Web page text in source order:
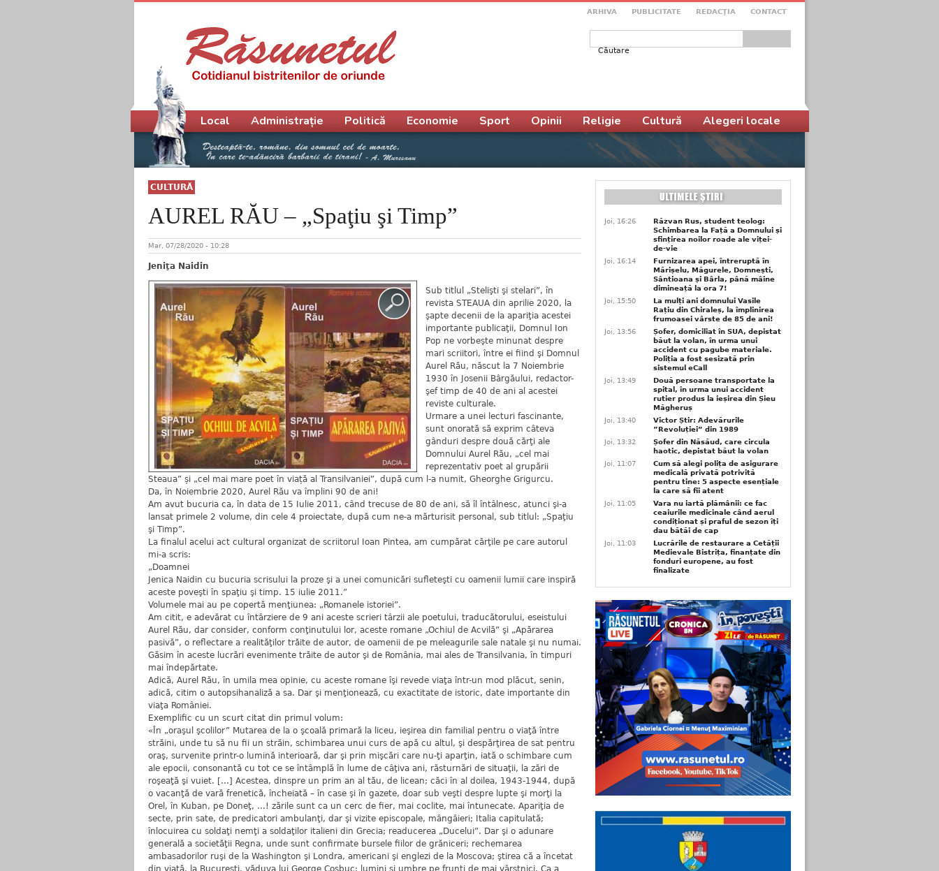
ARHIVA PUBLICITATE REDACŢIA CONTACT
Formular de căutare
CULTURĂ
AUREL RĂU – „Spaţiu şi Timp”
Mar, 07/28/2020 - 10:28
Jeniţa Naidin
Sub titlul „Stelişti şi stelari”, în
revista STEAUA din aprilie 2020, la
şapte decenii de la apariţia acestei
importante publicaţii, Domnul Ion
Pop ne vorbeşte minunat despre
mari scriitori, între ei fiind şi Domnul
Aurel Rău, născut la 7 Noiembrie
1930 în Josenii Bârgăului, redactor-
şef timp de 40 de ani al acestei
reviste culturale.
Urmare a unei lecturi fascinante,
sunt onorată să exprim câteva
gânduri despre două cărţi ale
Domnului Aurel Rău, „cel mai
reprezentativ poet al grupării
Steaua” și „cel mai mare poet în viață al Transilvaniei”, după cum l-a numit, Gheorghe Grigurcu.
Da, în Noiembrie 2020, Aurel Rău va împlini 90 de ani!
Am avut bucuria ca, în data de 15 Iulie 2011, când trecuse de 80 de ani, să îl întâlnesc, atunci şi-a
lansat primele 2 volume, din cele 4 proiectate, după cum ne-a mărturisit personal, sub titlul: „Spaţiu
şi Timp”.
La finalul acelui act cultural organizat de scriitorul Ioan Pintea, am cumpărat cărţile pe care autorul
mi-a scris:
„Doamnei
Jenica Naidin cu bucuria scrisului la proze şi a unei comunicări sufleteşti cu oamenii lumii care inspiră
aceste poveşti în spaţiu şi timp. 15 iulie 2011.”
Volumele mai au pe copertă menţiunea: „Romanele istoriei”.
Am citit, e adevărat cu întârziere de 9 ani aceste scrieri târzii ale poetului, traducătorului, eseistului
Aurel Rău, dar consider, conform conţinutului lor, aceste romane „Ochiul de Acvilă” şi „Apărarea
pasivă”, o reflectare a realităţilor trăite de autor, de oamenii de pe meleagurile sale natale şi nu numai.
Găsim în aceste lucrări evenimente trăite de autor şi de România, mai ales de Transilvania, în timpuri
mai îndepărtate.
Adică, Aurel Rău, în umila mea opinie, cu aceste romane îşi revede viaţa într-un mod plăcut, senin,
adică, citim o autopsihanaliză a sa. Dar şi menţionează, cu exactitate de istoric, date importante din
viaţa României.
Exemplific cu un scurt citat din primul volum:
«În „oraşul şcolilor” Mutarea de la o şcoală primară la liceu, ieşirea din familial pentru o viaţă între
străini, unde tu să nu fii un străin, schimbarea unui curs de apă cu altul, şi despărţirea de sat pentru
oraş, survenite printr-o lumină interioară, dar şi prin mişcări care nu-ţi aparţin, iată o schimbare cum
ale epocii, consonantă cu tot ce se întâmplă în lume de câţiva ani, răsturnări de situaţii, la zări de
roşeaţă şi vuiet. [...] Acestea, dinspre un prim an al tău, de licean; căci în al doilea, 1943-1944, după
o vacanţă de vară frenetică, încheiată – în case şi în gazete, doar sub veşti despre lupte şi morţi la
Orel, în Kuban, pe Doneţ, ...! zările sunt ca un cerc de fier, mai coclite, mai întunecate. Apariţia de
secte, prin sate, de predicatori ambulanţi, dar şi vizite episcopale, mângâieri; Italia capitulată;
înlocuirea cu soldaţi nemţi a soldaţilor italieni din Grecia; readucerea „Ducelui”. Dar şi o adunare
generală a societăţii Regna, unde sunt confirmate bursele fiilor de grăniceri; rechemarea
ambasadorilor ruşi de la Washington şi Londra, americani şi englezi de la Moscova; ştirea că a încetat
din viaţă, la Bucureşti, văduva lui George Coşbuc; lumini şi umbre pe frunţi de mai vârstnici. Ca a
Meniu principal
Local Administrație Politică Economie Sport Opinii Religie Cultură Alegeri locale
Joi, 16:26
Răzvan Rus, student teolog:
Schimbarea la Față a Domnului și
sfințirea noilor roade ale viței-
de-vie
Joi, 16:14
Furnizarea apei, întreruptă în
Mărișelu, Măgurele, Domnești,
Sântioana și Bârla, până mâine
dimineață la ora 7!
Joi, 15:50
La mulți ani domnului Vasile
Rațiu din Chiraleș, la împlinirea
frumoasei vârste de 85 de ani!
Joi, 13:56
Șofer, domiciliat în SUA, depistat
băut la volan, în urma unui
accident cu pagube materiale.
Poliția a fost sesizată prin
sistemul eCall
Joi, 13:49
Două persoane transportate la
spital, în urma unui accident
rutier produs la ieșirea din Șieu
Măgheruș
Joi, 13:40
Victor Știr: Adevărurile
”Revoluției” din 1989
Joi, 13:32
Șofer din Năsăud, care circula
haotic, depistat băut la volan
Joi, 11:07
Cum să alegi polița de asigurare
medicală privată potrivită
pentru tine: 5 aspecte esențiale
la care să fii atent
Joi, 11:05
Vara nu iartă plămânii: ce fac
ceaiurile medicinale când aerul
condiționat și praful de sezon îți
dau bătăi de cap
Joi, 11:03
Lucrările de restaurare a Cetății
Medievale Bistrița, finanțate din
fonduri europene, au fost
finalizate